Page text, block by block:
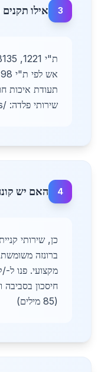
3 אילו
תעודת איכות
שירותי פלדה: /services. (87 מילים)
4 האם יש
כן, שירותי
ברונזה
חיסכון בסביבה
(85 מילים)